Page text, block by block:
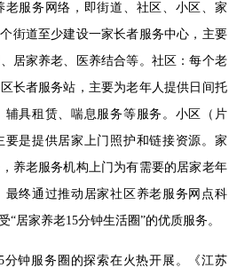
服务网络，即街道、社区、小区、家
街道至少建设一家长者服务中心，主要
居家养老、医养结合等。社区：每个老
长者服务站，主要为老年人提供日间托
具租赁、喘息服务等服务。小区（片
要是提供居家上门照护和链接资源。家
养老服务机构上门为有需要的居家老年
最终通过推动居家社区养老服务网点科
“居家养老15分钟生活圈”的优质服务。
分钟服务圈的探索在火热开展。《江苏